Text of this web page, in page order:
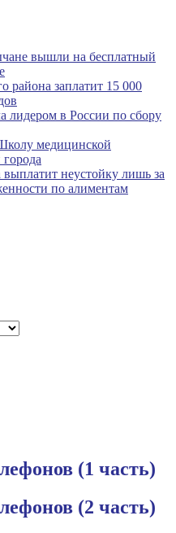
вышли на бесплатный
района заплатит 15 000
лидером в России по сбору
медицинской
неустойку лишь за
по алиментам
(1 часть)
(2 часть)